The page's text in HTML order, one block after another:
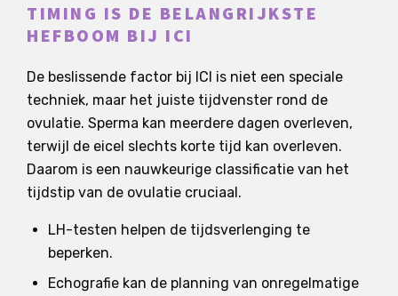
TIMING IS DE BELANGRIJKSTE
HEFBOOM BIJ ICI
De beslissende factor bij ICI is niet een speciale
techniek, maar het juiste tijdvenster rond de
ovulatie. Sperma kan meerdere dagen overleven,
terwijl de eicel slechts korte tijd kan overleven.
Daarom is een nauwkeurige classificatie van het
tijdstip van de ovulatie cruciaal.
LH-testen helpen de tijdsverlenging te
beperken.
Echografie kan de planning van onregelmatige